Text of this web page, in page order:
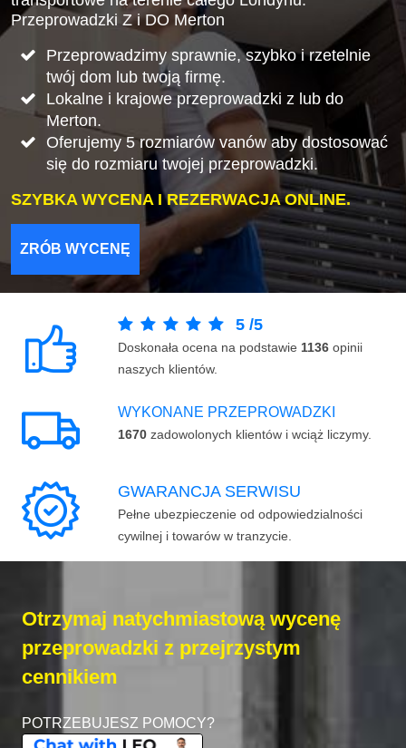
Przeprowadzki Z i DO Merton
Przeprowadzimy sprawnie, szybko i rzetelnie
twój dom lub twoją firmę.
Lokalne i krajowe przeprowadzki z lub do
Merton.
Oferujemy 5 rozmiarów vanów aby dostosować
się do rozmiaru twojej przeprowadzki.
SZYBKA WYCENA I REZERWACJA ONLINE.
ZRÓB WYCENĘ
5 /5
Doskonała ocena na podstawie 1136 opinii
naszych klientów.
WYKONANE PRZEPROWADZKI
1670 zadowolonych klientów i wciąż liczymy.
GWARANCJA SERWISU
Pełne ubezpieczenie od odpowiedzialności
cywilnej i towarów w tranzycie.
Otrzymaj natychmiastową wycenę
przeprowadzki z przejrzystym
cennikiem
POTRZEBUJESZ POMOCY?